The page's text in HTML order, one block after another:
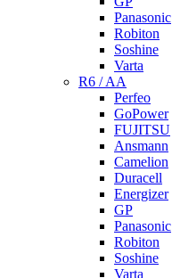
Panasonic
Robiton
Soshine
Varta
R6 / AA
Perfeo
GoPower
FUJITSU
Ansmann
Camelion
Duracell
Energizer
GP
Panasonic
Robiton
Soshine
Varta